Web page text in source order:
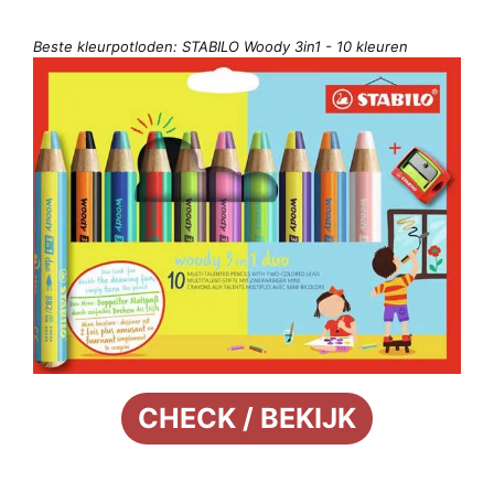
Beste kleurpotloden: STABILO Woody 3in1 - 10 kleuren
CHECK / BEKIJK